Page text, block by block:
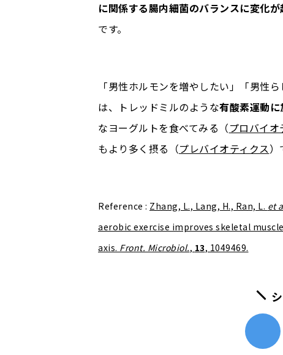
に関係する腸内細菌のバランスに変化
です。
「男性ホルモンを増やしたい」「男性
は、トレッドミルのような有酸素運動
なヨーグルトを食べてみる（プロバイオ
もより多く摂る（プレバイオティクス）
Reference : Zhang, L., Lang, H., Ran, L. et
aerobic exercise improves skeletal
axis. Front. Microbiol., 13, 1049469.